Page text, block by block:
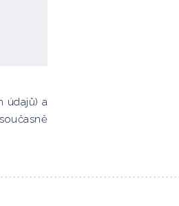
údajů) a